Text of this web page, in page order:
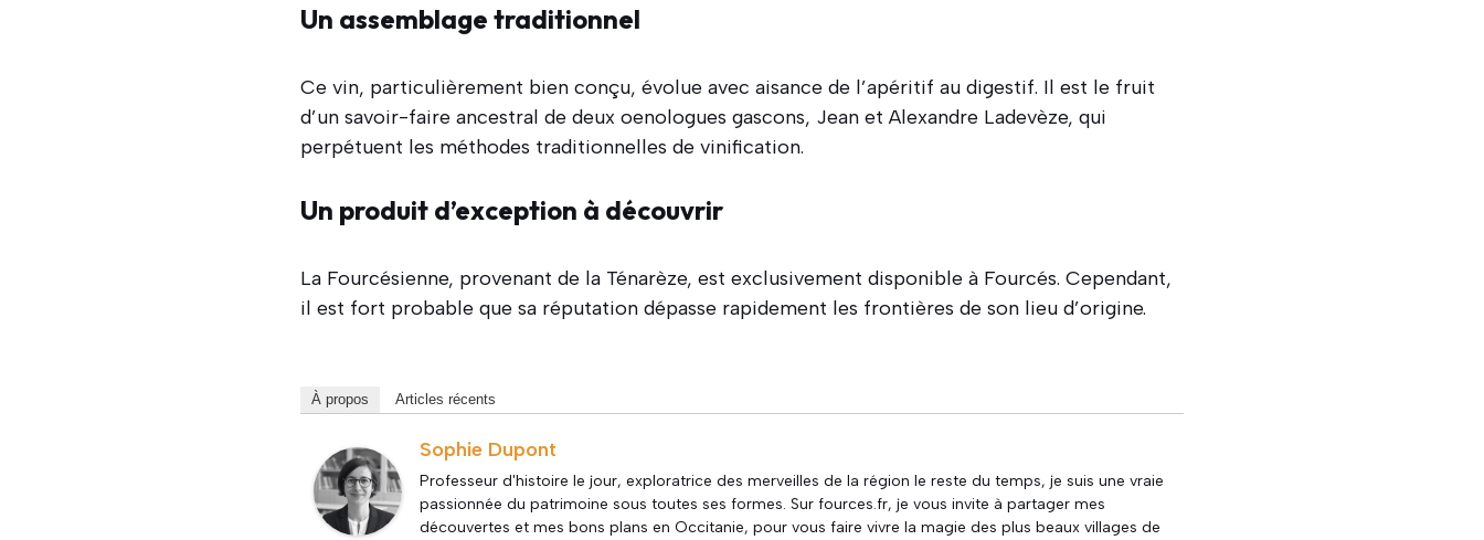
Un assemblage traditionnel
Ce vin, particulièrement bien conçu, évolue avec aisance de l’apéritif au digestif. Il est le fruit
d’un savoir-faire ancestral de deux oenologues gascons, Jean et Alexandre Ladevèze, qui
perpétuent les méthodes traditionnelles de vinification.
Un produit d’exception à découvrir
La Fourcésienne, provenant de la Ténarèze, est exclusivement disponible à Fourcés. Cependant,
il est fort probable que sa réputation dépasse rapidement les frontières de son lieu d’origine.
À propos Articles récents
Sophie Dupont
Professeur d'histoire le jour, exploratrice des merveilles de la région le reste du temps, je suis une vraie
passionnée du patrimoine sous toutes ses formes. Sur fources.fr, je vous invite à partager mes
découvertes et mes bons plans en Occitanie, pour vous faire vivre la magie des plus beaux villages de